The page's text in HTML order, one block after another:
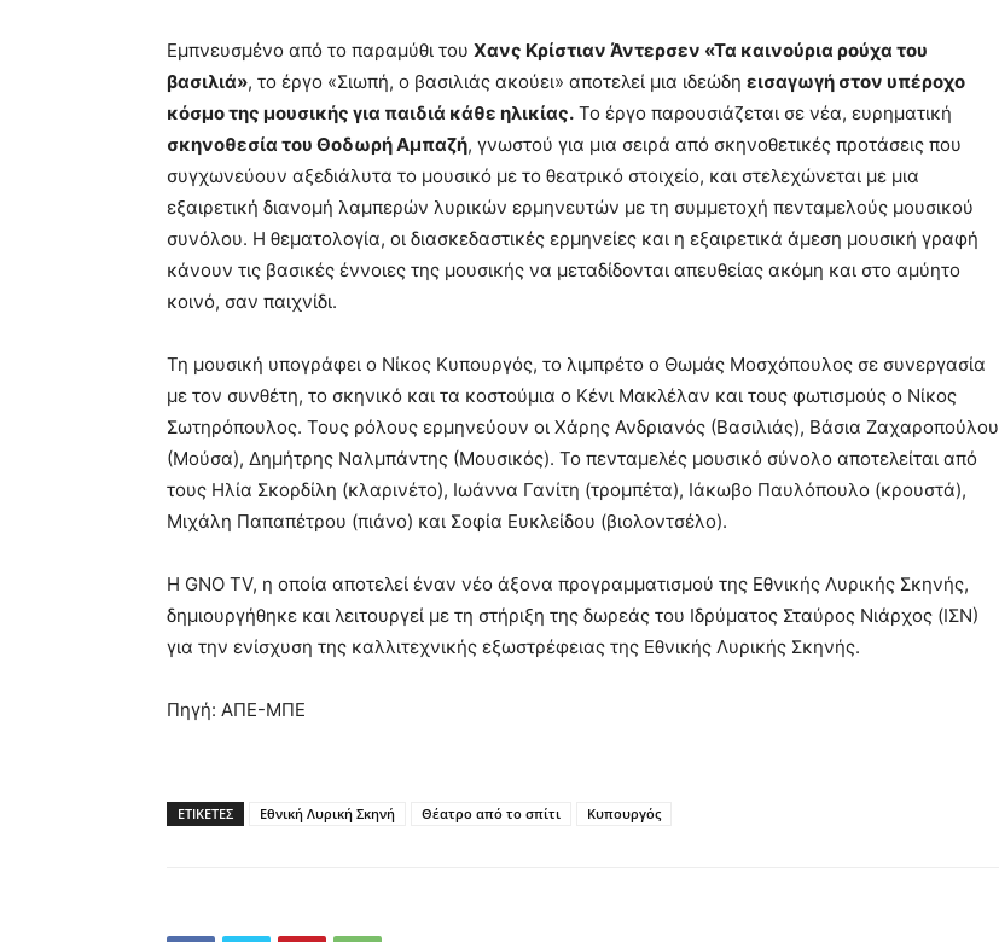
Εμπνευσμένο από το παραμύθι του Χανς Κρίστιαν Άντερσεν «Τα καινούρια ρούχα του
βασιλιά», το έργο «Σιωπή, ο βασιλιάς ακούει» αποτελεί μια ιδεώδη εισαγωγή στον υπέροχο
κόσμο της μουσικής για παιδιά κάθε ηλικίας. Το έργο παρουσιάζεται σε νέα, ευρηματική
σκηνοθεσία του Θοδωρή Αμπαζή, γνωστού για μια σειρά από σκηνοθετικές προτάσεις που
συγχωνεύουν αξεδιάλυτα το μουσικό με το θεατρικό στοιχείο, και στελεχώνεται με μια
εξαιρετική διανομή λαμπερών λυρικών ερμηνευτών με τη συμμετοχή πενταμελούς μουσικού
συνόλου. Η θεματολογία, οι διασκεδαστικές ερμηνείες και η εξαιρετικά άμεση μουσική γραφή
κάνουν τις βασικές έννοιες της μουσικής να μεταδίδονται απευθείας ακόμη και στο αμύητο
κοινό, σαν παιχνίδι.
Τη μουσική υπογράφει ο Νίκος Κυπουργός, το λιμπρέτο ο Θωμάς Μοσχόπουλος σε συνεργασία
με τον συνθέτη, το σκηνικό και τα κοστούμια ο Κένι Μακλέλαν και τους φωτισμούς ο Νίκος
Σωτηρόπουλος. Τους ρόλους ερμηνεύουν οι Χάρης Ανδριανός (Βασιλιάς), Βάσια Ζαχαροπούλου
(Μούσα), Δημήτρης Ναλμπάντης (Μουσικός). To πενταμελές μουσικό σύνολο αποτελείται από
τους Ηλία Σκορδίλη (κλαρινέτο), Ιωάννα Γανίτη (τρομπέτα), Ιάκωβο Παυλόπουλο (κρουστά),
Μιχάλη Παπαπέτρου (πιάνο) και Σοφία Ευκλείδου (βιολοντσέλο).
H GNO TV, η οποία αποτελεί έναν νέο άξονα προγραμματισμού της Εθνικής Λυρικής Σκηνής,
δημιουργήθηκε και λειτουργεί με τη στήριξη της δωρεάς του Ιδρύματος Σταύρος Νιάρχος (ΙΣΝ)
για την ενίσχυση της καλλιτεχνικής εξωστρέφειας της Εθνικής Λυρικής Σκηνής.
Πηγή: ΑΠΕ-ΜΠΕ
ΕΤΙΚΕΤΕΣ Εθνική Λυρική Σκηνή Θέατρο από το σπίτι Κυπουργός